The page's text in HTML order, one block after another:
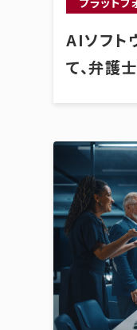
AIソフト
て、弁護